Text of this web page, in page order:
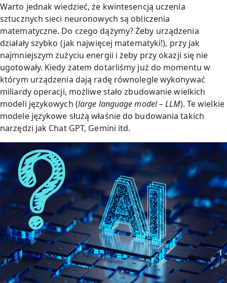
Warto jednak wiedzieć, że kwintesencją uczenia
sztucznych sieci neuronowych są obliczenia
matematyczne. Do czego dążymy? Żeby urządzenia
działały szybko (jak najwięcej matematyki!), przy jak
najmniejszym zużyciu energii i żeby przy okazji się nie
ugotowały. Kiedy zatem dotarliśmy już do momentu w
którym urządzenia dają radę równolegle wykonywać
miliardy operacji, możliwe stało zbudowanie wielkich
modeli językowych (large language model – LLM). Te wielkie
modele językowe służą właśnie do budowania takich
narzędzi jak Chat GPT, Gemini itd.